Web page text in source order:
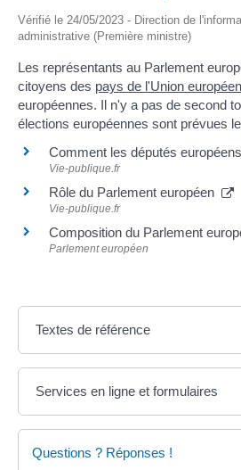
Vérifié le 24/05/2023 - Direction de
administrative (Première ministre)
Les représentants au Parlement
citoyens des pays de l'Union
européennes. Il n'y a pas de second
élections européennes sont prévues
Comment les députés
Vie-publique.fr
Rôle du Parlement européen
Vie-publique.fr
Composition du Parlement
Parlement européen
Textes de référence
Services en ligne et formulaires
Questions ? Réponses !